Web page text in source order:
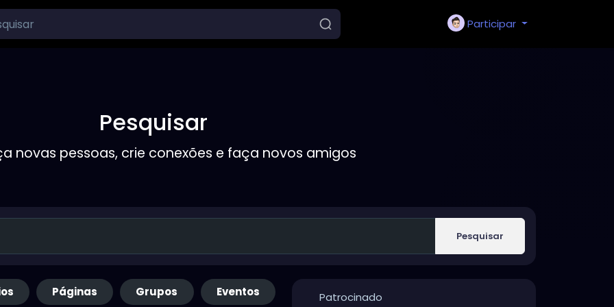
Participar
Pesquisar
novas pessoas, crie conexões e faça novos amigos
Pesquisar
Páginas Grupos Eventos Patrocinado